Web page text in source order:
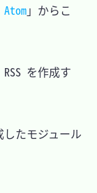
Atom」からこ
を作成す
したモジュール